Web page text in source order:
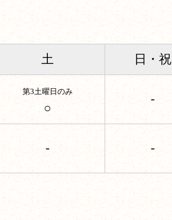
土 日・祝
第3土曜日のみ
○
-
- -